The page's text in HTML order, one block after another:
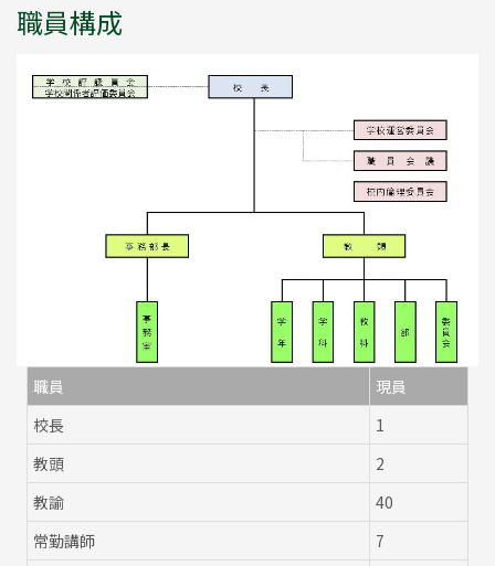
職員構成
職員
現員
校長
1
教頭
2
教諭
40
常勤講師
7